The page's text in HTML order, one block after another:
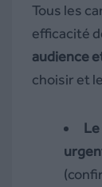
Tous les
efficacité
audience
choisir et
Le